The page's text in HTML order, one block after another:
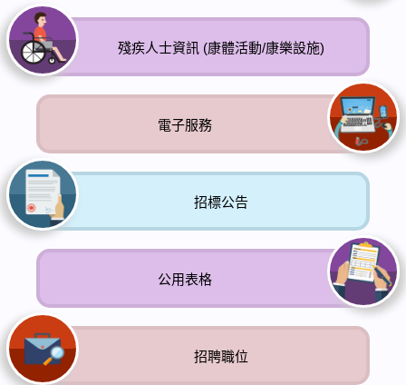
殘疾人士資訊 (康體活動/康樂設施)
電子服務
招標公告
公用表格
招聘職位